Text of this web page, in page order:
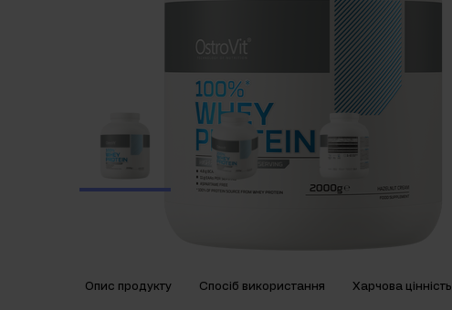
Опис продукту Спосіб використання Харчова цінність